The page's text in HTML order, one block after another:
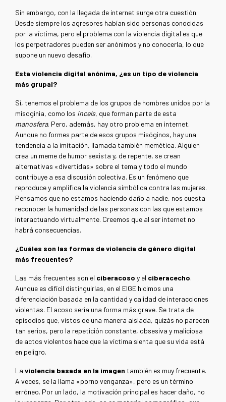
Sin embargo, con la llegada de internet surge otra cuestión.
Desde siempre los agresores habían sido personas conocidas
por la víctima, pero el problema con la violencia digital es que
los perpetradores pueden ser anónimos y no conocerla, lo que
supone un nuevo desafío.
Esta violencia digital anónima, ¿es un tipo de violencia
más grupal?
Sí, tenemos el problema de los grupos de hombres unidos por la
misoginia, como los incels, que forman parte de esta
manosfera. Pero, además, hay otro problema en internet.
Aunque no formes parte de esos grupos misóginos, hay una
tendencia a la imitación, llamada también memética. Alguien
crea un meme de humor sexista y, de repente, se crean
alternativas «divertidas» sobre el tema y todo el mundo
contribuye a esa discusión colectiva. Es un fenómeno que
reproduce y amplifica la violencia simbólica contra las mujeres.
Pensamos que no estamos haciendo daño a nadie, nos cuesta
reconocer la humanidad de las personas con las que estamos
interactuando virtualmente. Creemos que al ser internet no
habrá consecuencias.
¿Cuáles son las formas de violencia de género digital
más frecuentes?
Las más frecuentes son el ciberacoso y el ciberacecho.
Aunque es difícil distinguirlas, en el EIGE hicimos una
diferenciación basada en la cantidad y calidad de interacciones
violentas. El acoso sería una forma más grave. Se trata de
episodios que, vistos de una manera aislada, quizás no parecen
tan serios, pero la repetición constante, obsesiva y maliciosa
de actos violentos hace que la víctima sienta que su vida está
en peligro.
La violencia basada en la imagen también es muy frecuente.
A veces, se la llama «porno venganza», pero es un término
erróneo. Por un lado, la motivación principal es hacer daño, no